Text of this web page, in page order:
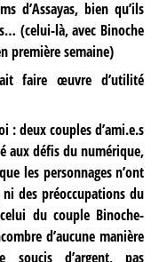
d’Assayas, bien qu’ils
(celui-là, avec Binoche
première semaine)
faire œuvre d’utilité
: deux couples d’ami.e.s
aux défis du numérique,
les personnages n’ont
des préoccupations du
du couple Binoche-
d’aucune manière
d’argent, pas